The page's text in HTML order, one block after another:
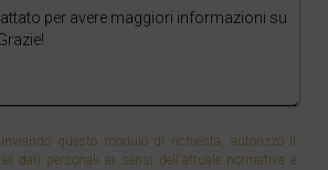
questo modulo di richiesta, autorizzo il
dati personali ai sensi dell'attuale normativa e